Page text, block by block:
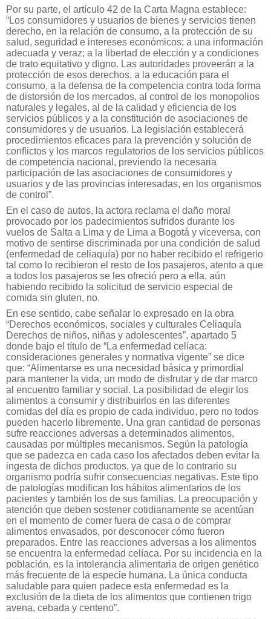
Por su parte, el artículo 42 de la Carta Magna establece:
“Los consumidores y usuarios de bienes y servicios tienen
derecho, en la relación de consumo, a la protección de su
salud, seguridad e intereses económicos; a una información
adecuada y veraz; a la libertad de elección y a condiciones
de trato equitativo y digno. Las autoridades proveerán a la
protección de esos derechos, a la educación para el
consumo, a la defensa de la competencia contra toda forma
de distorsión de los mercados, al control de los monopolios
naturales y legales, al de la calidad y eficiencia de los
servicios públicos y a la constitución de asociaciones de
consumidores y de usuarios. La legislación establecerá
procedimientos eficaces para la prevención y solución de
conflictos y los marcos regulatorios de los servicios públicos
de competencia nacional, previendo la necesaria
participación de las asociaciones de consumidores y
usuarios y de las provincias interesadas, en los organismos
de control”.
En el caso de autos, la actora reclama el daño moral
provocado por los padecimientos sufridos durante los
vuelos de Salta a Lima y de Lima a Bogotá y viceversa, con
motivo de sentirse discriminada por una condición de salud
(enfermedad de celiaquía) por no haber recibido el refrigerio
tal como lo recibieron el resto de los pasajeros, atento a que
a todos los pasajeros se les ofreció pero a ella, aún
habiendo recibido la solicitud de servicio especial de
comida sin gluten, no.
En ese sentido, cabe señalar lo expresado en la obra
“Derechos económicos, sociales y culturales Celiaquía
Derechos de niños, niñas y adolescentes”, apartado 5
donde bajo el título de “La enfermedad celíaca:
consideraciones generales y normativa vigente” se dice
que: “Alimentarse es una necesidad básica y primordial
para mantener la vida, un modo de disfrutar y de dar marco
al encuentro familiar y social. La posibilidad de elegir los
alimentos a consumir y distribuirlos en las diferentes
comidas del día es propio de cada individuo, pero no todos
pueden hacerlo libremente. Una gran cantidad de personas
sufre reacciones adversas a determinados alimentos,
causadas por múltiples mecanismos. Según la patología
que se padezca en cada caso los afectados deben evitar la
ingesta de dichos productos, ya que de lo contrario su
organismo podría sufrir consecuencias negativas. Este tipo
de patologías modifican los hábitos alimentarios de los
pacientes y también los de sus familias. La preocupación y
atención que deben sostener cotidianamente se acentúan
en el momento de comer fuera de casa o de comprar
alimentos envasados, por desconocer cómo fueron
preparados. Entre las reacciones adversas a los alimentos
se encuentra la enfermedad celíaca. Por su incidencia en la
población, es la intolerancia alimentaria de origen genético
más frecuente de la especie humana. La única conducta
saludable para quien padece esta enfermedad es la
exclusión de la dieta de los alimentos que contienen trigo
avena, cebada y centeno”.